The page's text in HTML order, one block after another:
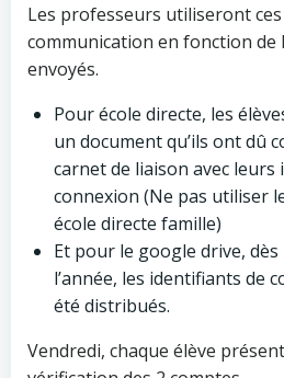
Les professeurs utiliseront
communication en fonction de
envoyés.
Pour école directe, les
un document qu’ils ont dû
carnet de liaison avec leurs
connexion (Ne pas utiliser
école directe famille)
Et pour le google drive, dès
l’année, les identifiants de
été distribués.
Vendredi, chaque élève